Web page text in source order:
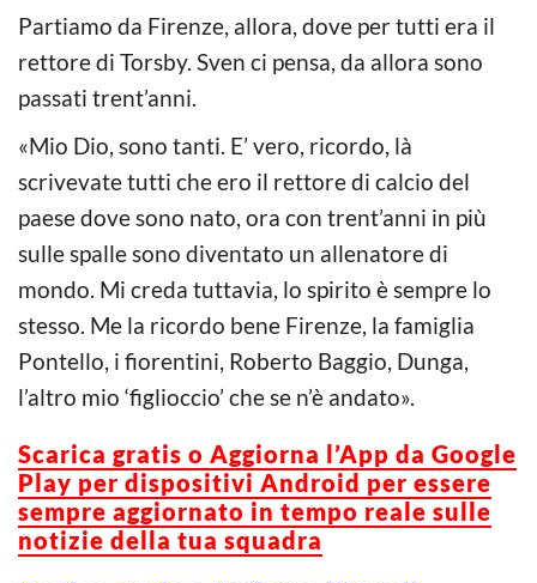
Partiamo da Firenze, allora, dove per tutti era il
rettore di Torsby. Sven ci pensa, da allora sono
passati trent’anni.
«Mio Dio, sono tanti. E’ vero, ricordo, là
scrivevate tutti che ero il rettore di calcio del
paese dove sono nato, ora con trent’anni in più
sulle spalle sono diventato un allenatore di
mondo. Mi creda tuttavia, lo spirito è sempre lo
stesso. Me la ricordo bene Firenze, la famiglia
Pontello, i fiorentini, Roberto Baggio, Dunga,
l’altro mio ‘figlioccio’ che se n’è andato».
Scarica gratis o Aggiorna l’App da Google
Play per dispositivi Android per essere
sempre aggiornato in tempo reale sulle
notizie della tua squadra